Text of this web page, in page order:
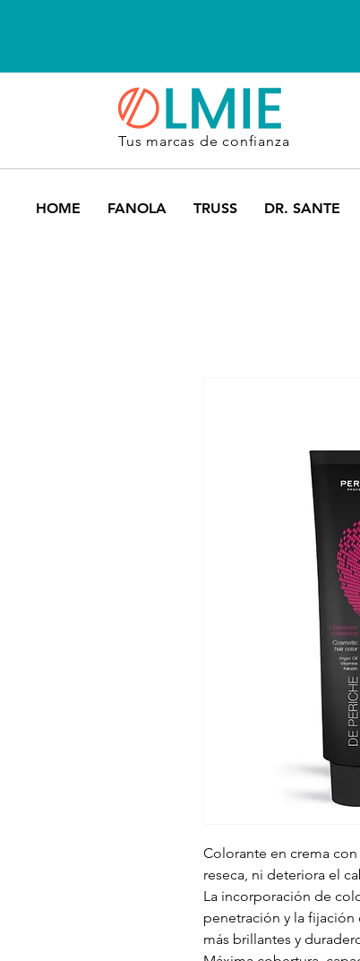
Tus marcas de confianza
HOME FANOLA TRUSS DR. SANTE
Colorante en crema
reseca, ni deteriora el
La incorporación de
penetración y la
más brillantes y